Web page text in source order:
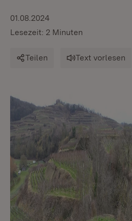
01.08.2024
Lesezeit: 2 Minuten
Teilen Text vorlesen